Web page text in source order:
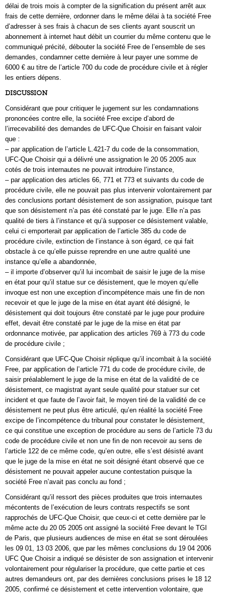
délai de trois mois à compter de la signification du présent arrêt aux
frais de cette dernière, ordonner dans le même délai à ta société Free
d’adresser à ses frais à chacun de ses clients ayant souscrit un
abonnement à internet haut débit un courrier du même contenu que le
communiqué précité, débouter la société Free de l’ensemble de ses
demandes, condamner cette dernière à leur payer une somme de
6000 € au titre de l’article 700 du code de procédure civile et à régler
les entiers dépens.
DISCUSSION
Considérant que pour critiquer le jugement sur les condamnations
prononcées contre elle, la société Free excipe d’abord de
l’irrecevabilité des demandes de UFC-Que Choisir en faisant valoir
que :
– par application de l’article L.421-7 du code de la consommation,
UFC-Que Choisir qui a délivré une assignation le 20 05 2005 aux
cotés de trois internautes ne pouvait introduire l’instance,
– par application des articles 66, 771 et 773 et suivants du code de
procédure civile, elle ne pouvait pas plus intervenir volontairement par
des conclusions portant désistement de son assignation, puisque tant
que son désistement n’a pas été constaté par le juge. Elle n’a pas
qualité de tiers à l’instance et qu’à supposer ce désistement valable,
celui ci emporterait par application de l’article 385 du code de
procédure civile, extinction de l’instance à son égard, ce qui fait
obstacle à ce qu’elle puisse reprendre en une autre qualité une
instance qu’elle a abandonnée,
– il importe d’observer qu’il lui incombait de saisir le juge de la mise
en état pour qu’il statue sur ce désistement, que le moyen qu’elle
invoque est non une exception d’incompétence mais une fin de non
recevoir et que le juge de la mise en état ayant été désigné, le
désistement qui doit toujours être constaté par le juge pour produire
effet, devait être constaté par le juge de la mise en état par
ordonnance motivée, par application des articles 769 à 773 du code
de procédure civile ;
Considérant que UFC-Que Choisir réplique qu’il incombait à la société
Free, par application de l’article 771 du code de procédure civile, de
saisir préalablement le juge de la mise en état de la validité de ce
désistement, ce magistrat ayant seule qualité pour statuer sur cet
incident et que faute de l’avoir fait, le moyen tiré de la validité de ce
désistement ne peut plus être articulé, qu’en réalité la société Free
excipe de l’incompétence du tribunal pour constater le désistement,
ce qui constitue une exception de procédure au sens de l’article 73 du
code de procédure civile et non une fin de non recevoir au sens de
l’article 122 de ce même code, qu’en outre, elle s’est désisté avant
que le juge de la mise en état ne soit désigné étant observé que ce
désistement ne pouvait appeler aucune contestation puisque la
société Free n’avait pas conclu au fond ;
Considérant qu’il ressort des pièces produites que trois internautes
mécontents de l’exécution de leurs contrats respectifs se sont
rapprochés de UFC-Que Choisir, que ceux-ci et cette dernière par le
même acte du 20 05 2005 ont assigné la société Free devant le TGI
de Paris, que plusieurs audiences de mise en état se sont déroulées
les 09 01, 13 03 2006, que par les mêmes conclusions du 19 04 2006
UFC Que Choisir a indiqué se désister de son assignation et intervenir
volontairement pour régulariser la procédure, que cette partie et ces
autres demandeurs ont, par des dernières conclusions prises le 18 12
2005, confirmé ce désistement et cette intervention volontaire, que